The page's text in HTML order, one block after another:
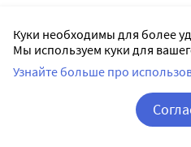
Список литературы:
1.Государственный реестр
2. Анатомо-терапевтическо-
Куки необходимы для более
Мы используем куки для
Узнайте больше про